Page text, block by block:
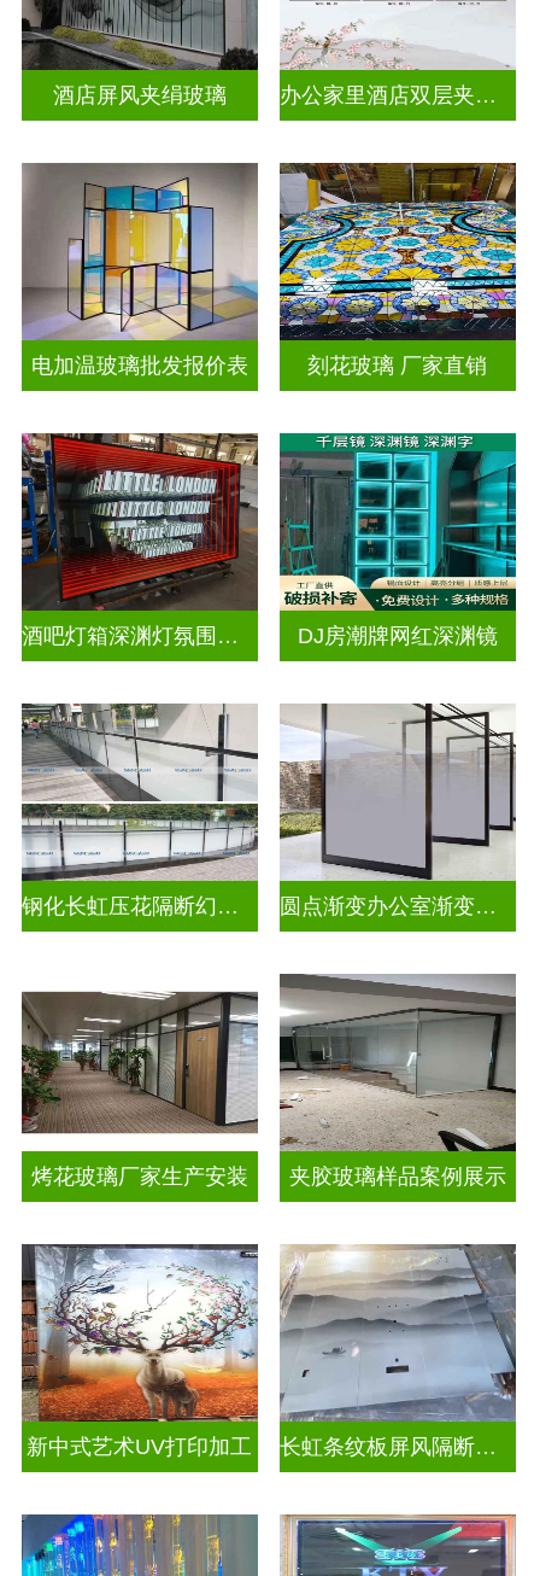
酒店屏风夹绢玻璃 办公家里酒店双层夹娟玻璃
电加温玻璃批发报价表 刻花玻璃 厂家直销
酒吧灯箱深渊灯氛围灯深渊镜 DJ房潮牌网红深渊镜
钢化长虹压花隔断幻彩炫彩渐变玻璃 圆点渐变办公室渐变隔断装饰玻璃
烤花玻璃厂家生产安装 夹胶玻璃样品案例展示
新中式艺术UV打印加工 长虹条纹板屏风隔断装饰彩绘玻璃